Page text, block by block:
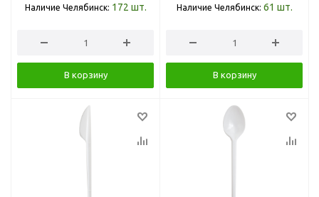
Наличие Челябинск: 172 шт.
В корзину
Наличие Челябинск: 61 шт.
В корзину